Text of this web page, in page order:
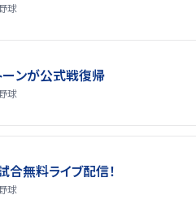
球
ーンが公式戦復帰
球
無料ライブ配信！
球